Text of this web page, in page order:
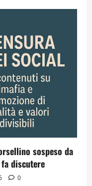
sospeso da
discutere
0